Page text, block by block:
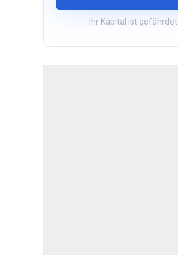
Ihr Kapital ist gefährdet